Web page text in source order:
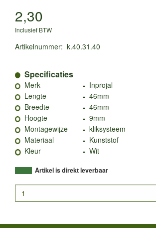
2,30
Inclusief BTW
Artikelnummer: k.40.31.40
Specificaties
Merk - Inprojal
Lengte
- 46mm
Breedte
- 46mm
Hoogte
- 9mm
Montagewijze
- kliksysteem
Materiaal
- Kunststof
Kleur
- Wit
Artikel is direkt leverbaar